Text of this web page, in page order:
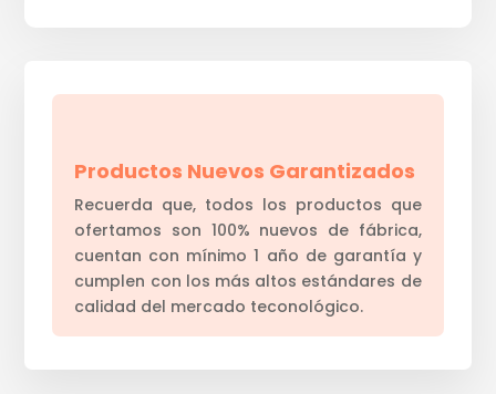
Productos Nuevos Garantizados
Recuerda que, todos los productos que
ofertamos son 100% nuevos de fábrica,
cuentan con mínimo 1 año de garantía y
cumplen con los más altos estándares de
calidad del mercado teconológico.